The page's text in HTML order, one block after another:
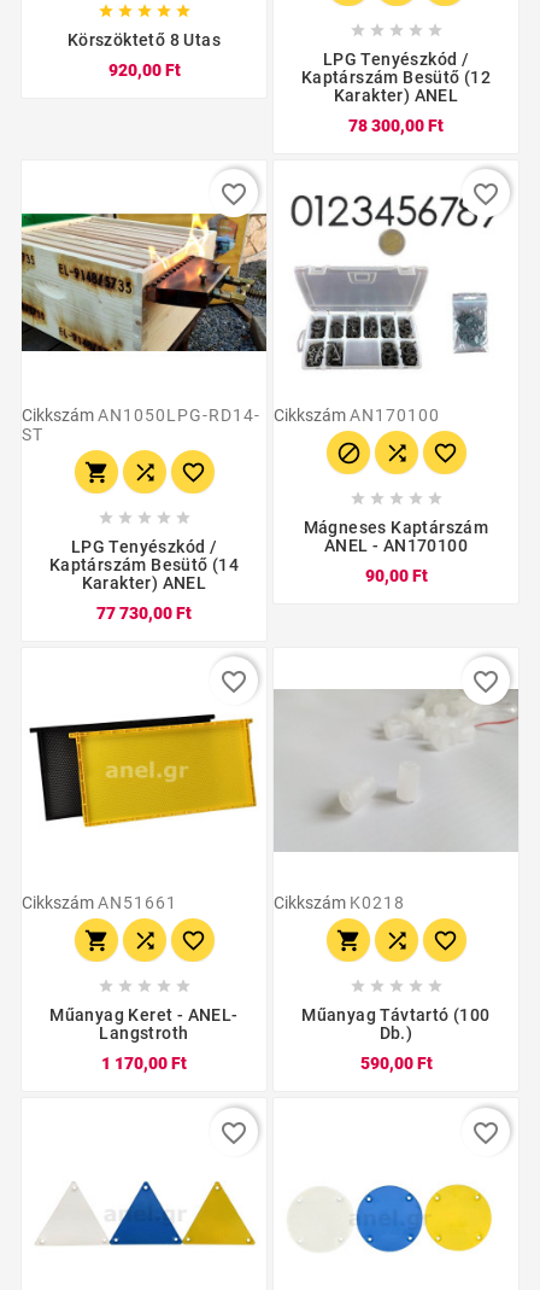
    
Körszöktető 8 Utas
920,00 Ft
    
LPG Tenyészkód /
Kaptárszám Besütő (12
Karakter) ANEL
78 300,00 Ft
CikkszámAN1050LPG-RD14-
ST
  
    
LPG Tenyészkód /
Kaptárszám Besütő (14
Karakter) ANEL
77 730,00 Ft
favorite_border
CikkszámAN170100
  
    
Mágneses Kaptárszám
ANEL - AN170100
90,00 Ft
favorite_border
CikkszámAN51661
  
    
Műanyag Keret - ANEL-
Langstroth
1 170,00 Ft
favorite_border
Cikkszám K0218
  
    
Műanyag Távtartó (100
Db.)
590,00 Ft
favorite_border
favorite_border favorite_border